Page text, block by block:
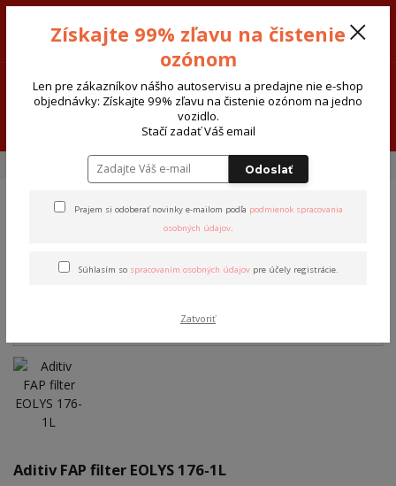
0915 377 999 Po-Pia-8:00-17:30 So:8:00-12:00
€ 0,00
FAP Filter-katalyzátory Aditiv FAP filter EOLYS 176-1L
Aditiv FAP filter EOLYS 176-1L
Novinka
Aditiv FAP filter EOLYS 176-1L
Získajte 99% zľavu na čistenie
ozónom
Len pre zákazníkov nášho autoservisu a predajne nie e-shop
objednávky: Získajte 99% zľavu na čistenie ozónom na jedno
vozidlo.
Stačí zadať Váš email
Odoslať
Prajem si odoberať novinky e-mailom podľa podmienok spracovania
osobných údajov.
Súhlasím so spracovaním osobných údajovpre účely registrácie.
Zatvoriť